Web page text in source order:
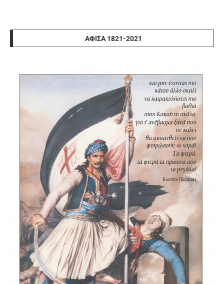
ΑΦΊΣΑ 1821-2021